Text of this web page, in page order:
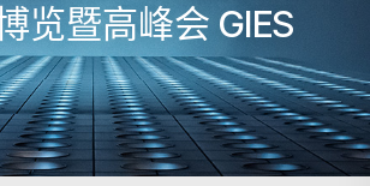
览暨高峰会 GIES